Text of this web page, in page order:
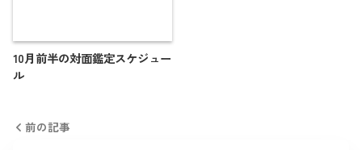
10月前半の対面鑑定スケジュー
ル
前の記事